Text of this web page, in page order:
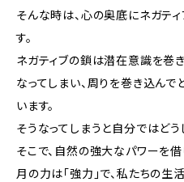
そんな時は、心の奥底にネガテ
す。
ネガティブの鎖は潜在意識を巻
なってしまい、周りを巻き込ん
います。
そうなってしまうと自分ではどう
そこで、自然の強大なパワーを借
月の力は「強力」で、私たちの